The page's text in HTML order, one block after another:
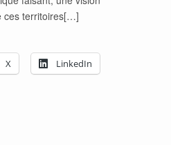
ces territoires[…]
X LinkedIn